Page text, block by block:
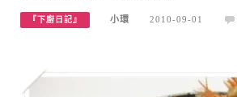
『下廚日記』 小環 2010-09-01